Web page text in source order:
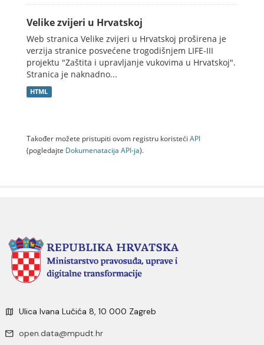
Velike zvijeri u Hrvatskoj
Web stranica Velike zvijeri u Hrvatskoj proširena je
verzija stranice posvećene trogodišnjem LIFE-III
projektu "Zaštita i upravljanje vukovima u Hrvatskoj".
Stranica je naknadno...
HTML
Također možete pristupiti ovom registru koristeći API
(pogledajte Dokumenаtаcijа API-jа).